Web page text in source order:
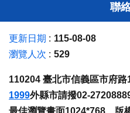
聯
更新日期
115-08-08
瀏覽人次
529
110204 臺北市信義區市府
1999外縣市請撥02-
最佳瀏覽畫面1024*768 版